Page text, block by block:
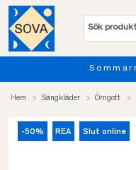
upp till 50%
Hem Sängkläder Örngott
-50% REA Slut online